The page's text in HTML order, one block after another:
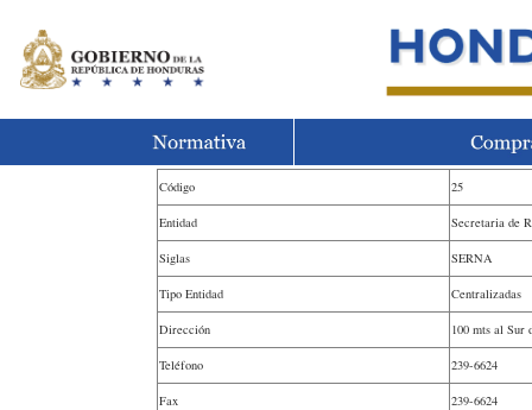
Código 25
Entidad Secretaria de
Siglas SERNA
Tipo Entidad Centralizadas
Dirección 100 mts al Sur
Teléfono 239-6624
Fax 239-6624